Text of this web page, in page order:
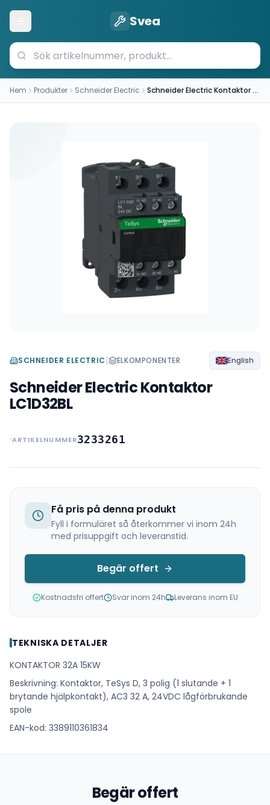
Öppna meny Svea
Hem Produkter Schneider Electric Schneider Electric Kontaktor LC1D32BL
SCHNEIDER ELECTRIC | ELKOMPONENTER English
Schneider Electric Kontaktor
LC1D32BL
ARTIKELNUMMER3233261
Få pris på denna produkt
Fyll i formuläret så återkommer vi inom 24h
med prisuppgift och leveranstid.
Begär offert
Kostnadsfri offert Svar inom 24h Leverans inom EU
TEKNISKA DETALJER
KONTAKTOR 32A 15KW
Beskrivning: Kontaktor, TeSys D, 3 polig (1 slutande + 1
brytande hjälpkontakt), AC3 32 A, 24VDC lågförbrukande
spole
EAN-kod: 3389110361834
Begär offert